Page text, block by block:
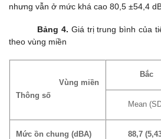
nhưng vẫn ở mức khá cao 80,5 ±54,4
Bảng 4. Giá trị trung bình của
theo vùng miền
Vùng miền
Thông số
Bắc
Mean
Mức ồn chung (dBA) 88,7